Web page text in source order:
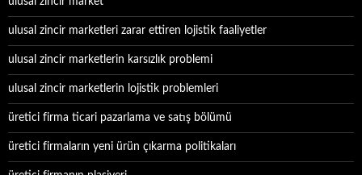
ulusal zincir marketleri zarar ettiren lojistik faaliyetler
ulusal zincir marketlerin karsızlık problemi
ulusal zincir marketlerin lojistik problemleri
üretici firma ticari pazarlama ve satış bölümü
üretici firmaların yeni ürün çıkarma politikaları